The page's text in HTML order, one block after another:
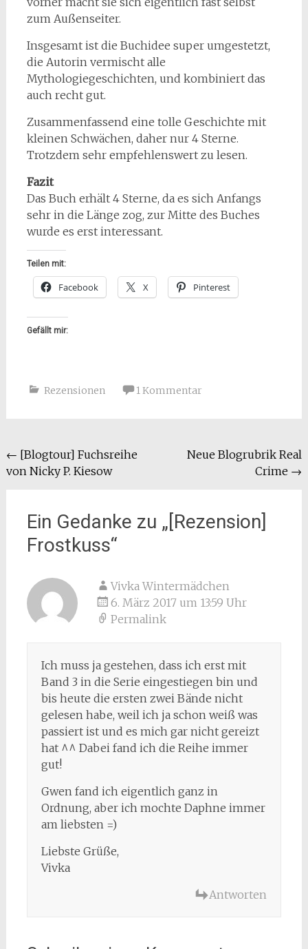
zum Außenseiter.
Insgesamt ist die Buchidee super umgestetzt,
die Autorin vermischt alle
Mythologiegeschichten, und kombiniert das
auch recht gut.
Zusammenfassend eine tolle Geschichte mit
kleinen Schwächen, daher nur 4 Sterne.
Trotzdem sehr empfehlenswert zu lesen.
Fazit
Das Buch erhält 4 Sterne, da es sich Anfangs
sehr in die Länge zog, zur Mitte des Buches
wurde es erst interessant.
Teilen mit:
Facebook X Pinterest
Gefällt mir:
Rezensionen 1 Kommentar
Beitragsnavigation
← [Blogtour] Fuchsreihe
von Nicky P. Kiesow
Neue Blogrubrik Real
Crime →
Ein Gedanke zu „[Rezension]
Frostkuss“
Vivka Wintermädchen
6. März 2017 um 13:59 Uhr
Permalink
Ich muss ja gestehen, dass ich erst mit
Band 3 in die Serie eingestiegen bin und
bis heute die ersten zwei Bände nicht
gelesen habe, weil ich ja schon weiß was
passiert ist und es mich gar nicht gereizt
hat ^^ Dabei fand ich die Reihe immer
gut!
Gwen fand ich eigentlich ganz in
Ordnung, aber ich mochte Daphne immer
am liebsten =)
Liebste Grüße,
Vivka
Antworten